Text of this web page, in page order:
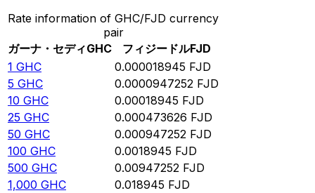
Rate information of GHC/FJD currency
pair
ガーナ・セディGHC フィジードルFJD
1 GHC 0.000018945 FJD
5 GHC 0.0000947252 FJD
10 GHC 0.00018945 FJD
25 GHC 0.000473626 FJD
50 GHC 0.000947252 FJD
100 GHC 0.0018945 FJD
500 GHC 0.00947252 FJD
1,000 GHC 0.018945 FJD